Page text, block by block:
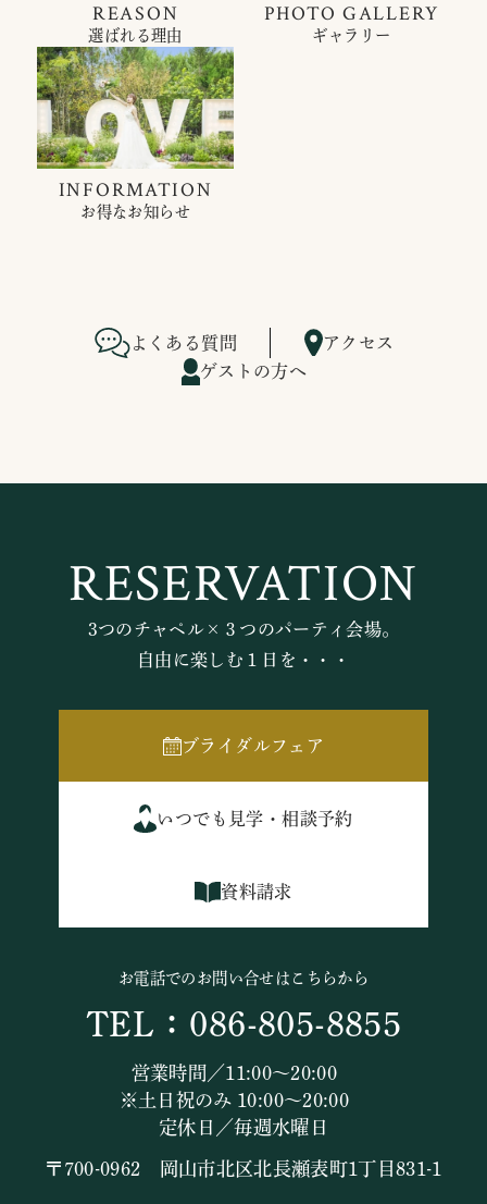
REASON
選ばれる理由
PHOTO GALLERY
ギャラリー
INFORMATION
お得なお知らせ
よくある質問
アクセス
ゲストの方へ
RESERVATION
3つのチャペル×３つのパーティ会場。
自由に楽しむ１日を・・・
ブライダルフェア
いつでも見学・相談予約
資料請求
お電話でのお問い合せはこちらから
TEL：086-805-8855
営業時間／11:00～20:00
※土日祝のみ 10:00～20:00
定休日／毎週水曜日
〒700-0962 岡山市北区北長瀬表町1丁目831-1